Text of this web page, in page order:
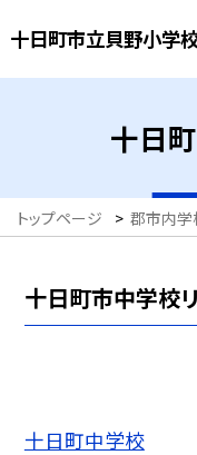
十日町市立貝野小学
十日
トップページ > 郡市内学
十日町市中学校
十日町中学校